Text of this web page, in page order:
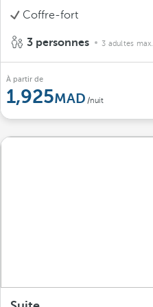
Coffre-fort
3 personnes 3 adultes max.
À partir de
1,925 /nuit